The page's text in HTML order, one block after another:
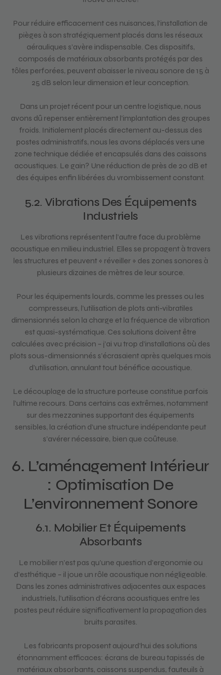
Pour réduire efficacement ces nuisances, l’installation de
pièges à son stratégiquement placés dans les réseaux
aérauliques s’avère indispensable. Ces dispositifs,
composés de matériaux absorbants protégés par des
tôles perforées, peuvent abaisser le niveau sonore de 15 à
25 dB selon leur dimension et leur conception.
Dans un projet récent pour un centre logistique, nous
avons dû repenser entièrement l’implantation des groupes
froids. Initialement placés directement au-dessus des
postes administratifs, nous les avons déplacés vers une
zone technique dédiée et encapsulés dans des caissons
acoustiques. Le gain? Une réduction de près de 20 dB et
des équipes enfin libérées du vrombissement constant.
5.2. Vibrations Des Équipements
Industriels
Les vibrations représentent l’autre face du problème
acoustique en milieu industriel. Elles se propagent à travers
les structures et peuvent « réveiller » des zones sonores à
plusieurs dizaines de mètres de leur source.
Pour les équipements lourds, comme les presses ou les
compresseurs, l’utilisation de plots anti-vibratiles
dimensionnés selon la charge et la fréquence de vibration
est quasi-systématique. Ces solutions doivent être
calculées avec précision – j’ai vu trop d’installations où des
plots sous-dimensionnés s’écrasaient après quelques mois
d’utilisation, annulant tout bénéfice acoustique.
Le découplage de la structure porteuse constitue parfois
l’ultime recours. Dans certains cas extrêmes, notamment
sur des mezzanines supportant des équipements
sensibles, la création d’une structure indépendante peut
s’avérer nécessaire, bien que coûteuse.
6. L’aménagement Intérieur
: Optimisation De
L’environnement Sonore
6.1. Mobilier Et Équipements
Absorbants
Le mobilier n’est pas qu’une question d’ergonomie ou
d’esthétique – il joue un rôle acoustique non négligeable.
Dans les zones administratives adjacentes aux espaces
industriels, l’utilisation d’écrans acoustiques entre les
postes peut réduire significativement la propagation des
bruits parasites.
Les fabricants proposent aujourd’hui des solutions
étonnamment efficaces: écrans de bureau tapissés de
matériaux absorbants, caissons suspendus, fauteuils à